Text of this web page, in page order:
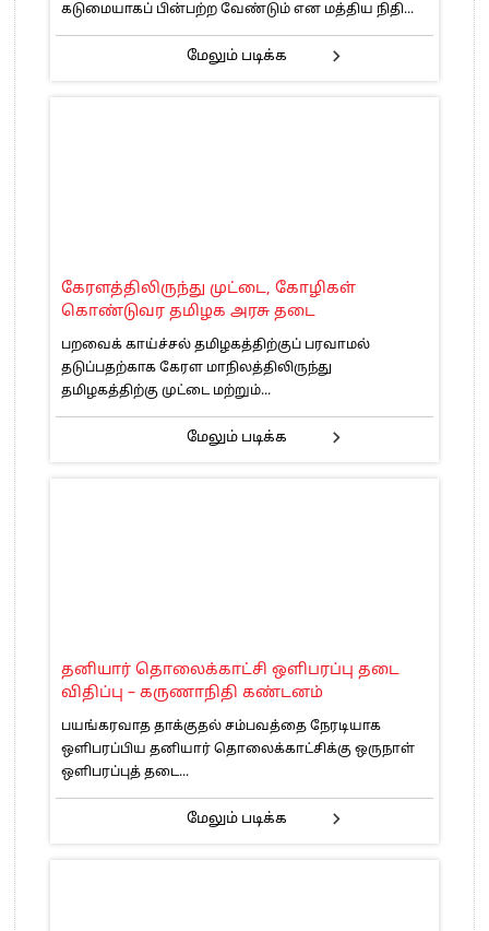
கடுமையாகப் பின்பற்ற வேண்டும் என மத்திய நிதி...
மேலும் படிக்க
கேரளத்திலிருந்து முட்டை, கோழிகள்
கொண்டுவர தமிழக அரசு தடை
பறவைக் காய்ச்சல் தமிழகத்திற்குப் பரவாமல்
தடுப்பதற்காக கேரள மாநிலத்திலிருந்து
தமிழகத்திற்கு முட்டை மற்றும்...
மேலும் படிக்க
தனியார் தொலைக்காட்சி ஒளிபரப்பு தடை
விதிப்பு – கருணாநிதி கண்டனம்
பயங்கரவாத தாக்குதல் சம்பவத்தை நேரடியாக
ஒளிபரப்பிய தனியார் தொலைக்காட்சிக்கு ஒருநாள்
ஒளிபரப்புத் தடை...
மேலும் படிக்க